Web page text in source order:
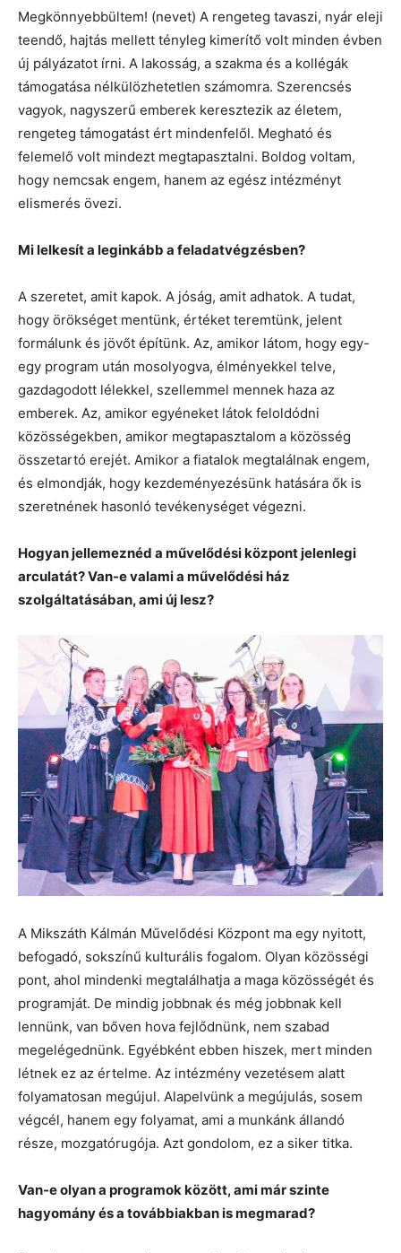
Megkönnyebbültem! (nevet) A rengeteg tavaszi, nyár eleji
teendő, hajtás mellett tényleg kimerítő volt minden évben
új pályázatot írni. A lakosság, a szakma és a kollégák
támogatása nélkülözhetetlen számomra. Szerencsés
vagyok, nagyszerű emberek keresztezik az életem,
rengeteg támogatást ért mindenfelől. Megható és
felemelő volt mindezt megtapasztalni. Boldog voltam,
hogy nemcsak engem, hanem az egész intézményt
elismerés övezi.
Mi lelkesít a leginkább a feladatvégzésben?
A szeretet, amit kapok. A jóság, amit adhatok. A tudat,
hogy örökséget mentünk, értéket teremtünk, jelent
formálunk és jövőt építünk. Az, amikor látom, hogy egy-
egy program után mosolyogva, élményekkel telve,
gazdagodott lélekkel, szellemmel mennek haza az
emberek. Az, amikor egyéneket látok feloldódni
közösségekben, amikor megtapasztalom a közösség
összetartó erejét. Amikor a fiatalok megtalálnak engem,
és elmondják, hogy kezdeményezésünk hatására ők is
szeretnének hasonló tevékenységet végezni.
Hogyan jellemeznéd a művelődési központ jelenlegi
arculatát? Van-e valami a művelődési ház
szolgáltatásában, ami új lesz?
A Mikszáth Kálmán Művelődési Központ ma egy nyitott,
befogadó, sokszínű kulturális fogalom. Olyan közösségi
pont, ahol mindenki megtalálhatja a maga közösségét és
programját. De mindig jobbnak és még jobbnak kell
lennünk, van bőven hova fejlődnünk, nem szabad
megelégednünk. Egyébként ebben hiszek, mert minden
létnek ez az értelme. Az intézmény vezetésem alatt
folyamatosan megújul. Alapelvünk a megújulás, sosem
végcél, hanem egy folyamat, ami a munkánk állandó
része, mozgatórugója. Azt gondolom, ez a siker titka.
Van-e olyan a programok között, ami már szinte
hagyomány és a továbbiakban is megmarad?